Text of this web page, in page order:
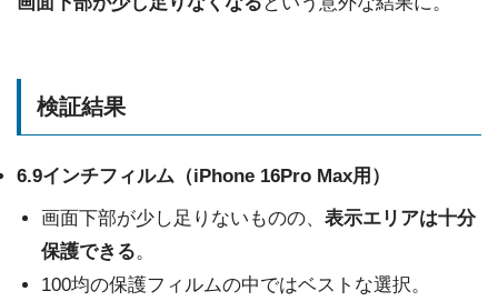
検証結果
6.9インチフィルム（iPhone 16Pro Max用）
画面下部が少し足りないものの、 表示エリアは十分
保護できる。
100均の保護フィルムの中ではベストな選択。